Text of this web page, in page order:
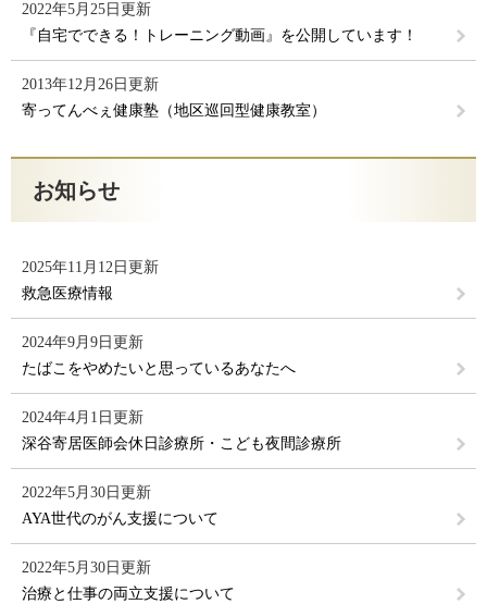
2022年5月25日更新
『自宅でできる！トレーニング動画』を公開しています！
2013年12月26日更新
寄ってんべぇ健康塾（地区巡回型健康教室）
お知らせ
2025年11月12日更新
救急医療情報
2024年9月9日更新
たばこをやめたいと思っているあなたへ
2024年4月1日更新
深谷寄居医師会休日診療所・こども夜間診療所
2022年5月30日更新
AYA世代のがん支援について
2022年5月30日更新
治療と仕事の両立支援について